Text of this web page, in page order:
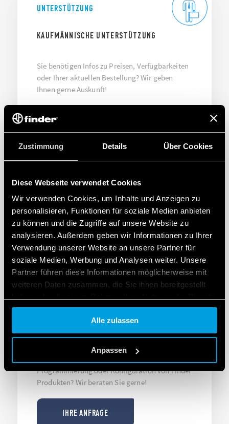
Zustimmung Details Über Cookies
Diese Webseite verwendet Cookies
Wir verwenden Cookies, um Inhalte und Anzeigen zu
personalisieren, Funktionen für soziale Medien anbieten
zu können und die Zugriffe auf unsere Website zu
analysieren. Außerdem geben wir Informationen zu Ihrer
Verwendung unserer Website an unsere Partner für
soziale Medien, Werbung und Analysen weiter. Unsere
Partner führen diese Informationen möglicherweise mit
weiteren Daten zusammen, die Sie ihnen bereitgestellt
gesammelt haben.
Cookie policy.
Alle zulassen
Anpassen
UNTERSTÜTZUNG
KAUFMÄNNISCHE UNTERSTÜTZUNG
Sie benötigen Infos zu Preisen, Verfügbarkeiten
oder Ihrer aktuellen Bestellung? Wir geben
Ihnen gerne Auskunft!
SUPPORT
Programmierung oder Konfiguration von Finder
Produkten? Wir beraten Sie gerne!
IHRE ANFRAGE